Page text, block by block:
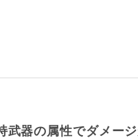
武器の属性でダメー